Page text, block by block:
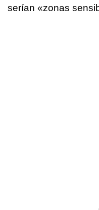
serían «zonas